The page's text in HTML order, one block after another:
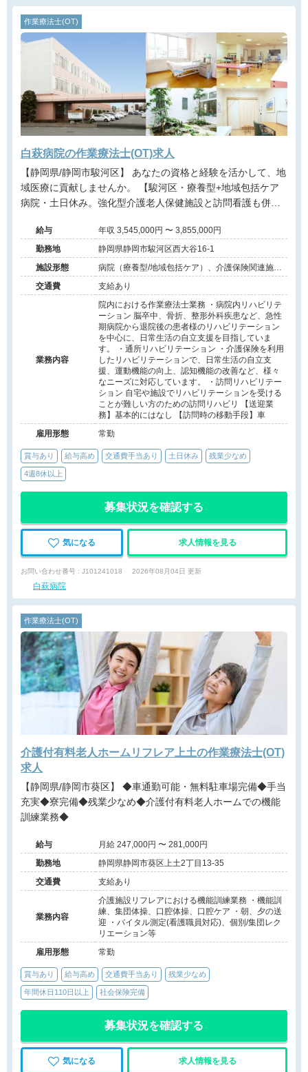
作業療法士(OT)
白萩病院の作業療法士(OT)求人
【静岡県/静岡市駿河区】 あなたの資格と経験を活かして、地
域医療に貢献しませんか。 【駿河区・療養型+地域包括ケア
病院・土日休み。強化型介護老人保健施設と訪問看護も併
です。療養病棟、地域包括ケア病棟の病院勤務または、介護
老人保健施設での勤務となります。
給与
年収 3,545,000円 〜 3,855,000円
勤務地
静岡県静岡市駿河区西大谷16-1
施設形態
病院（療養型/地域包括ケア）、介護保険関連施設
（介護老人保健施設）
交通費 支給あり
業務内容
院内における作業療法士業務 ・病院内リハビリテ
ーション 脳卒中、骨折、整形外科疾患など、急性
期病院から退院後の患者様のリハビリテーション
を中心に、日常生活の自立支援を目指していま
す。 ・通所リハビリテーション ・介護保険を利用
したリハビリテーションで、日常生活の自立支
援、運動機能の向上、認知機能の改善など、様々
なニーズに対応しています。 ・訪問リハビリテー
ション 自宅や施設でリハビリテーションを受ける
ことが難しい方のための訪問リハビリ 【送迎業
務】基本的にはなし 【訪問時の移動手段】車
雇用形態
常勤
賞与あり 給与高め 交通費手当あり 土日休み 残業少なめ
4週8休以上
募集状況を確認する
気になる 求人情報を見る
お問い合わせ番号 : J101241018 2026年08月04日 更新
白萩病院
作業療法士(OT)
介護付有料老人ホームリフレア上土の作業療法士(OT)
求人
【静岡県/静岡市葵区】 ◆車通勤可能・無料駐車場完備◆手当
充実◆寮完備◆残業少なめ◆介護付有料老人ホームでの機能
訓練業務◆
給与
月給 247,000円 〜 281,000円
勤務地
静岡県静岡市葵区上土2丁目13-35
交通費
支給あり
業務内容
介護施設リフレアにおける機能訓練業務 ・機能訓
練、集団体操、口腔体操、口腔ケア ・朝、夕の送
迎 ・バイタル測定(看護職員対応)、個別/集団レク
リエーション等
雇用形態
常勤
賞与あり 給与高め 交通費手当あり 残業少なめ
年間休日110日以上 社会保険完備
募集状況を確認する
気になる 求人情報を見る